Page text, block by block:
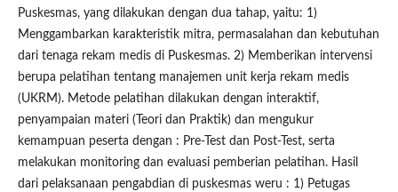
Puskesmas, yang dilakukan dengan dua tahap, yaitu: 1)
Menggambarkan karakteristik mitra, permasalahan dan kebutuhan
dari tenaga rekam medis di Puskesmas. 2) Memberikan intervensi
berupa pelatihan tentang manajemen unit kerja rekam medis
(UKRM). Metode pelatihan dilakukan dengan interaktif,
penyampaian materi (Teori dan Praktik) dan mengukur
kemampuan peserta dengan : Pre-Test dan Post-Test, serta
melakukan monitoring dan evaluasi pemberian pelatihan. Hasil
dari pelaksanaan pengabdian di puskesmas weru : 1) Petugas